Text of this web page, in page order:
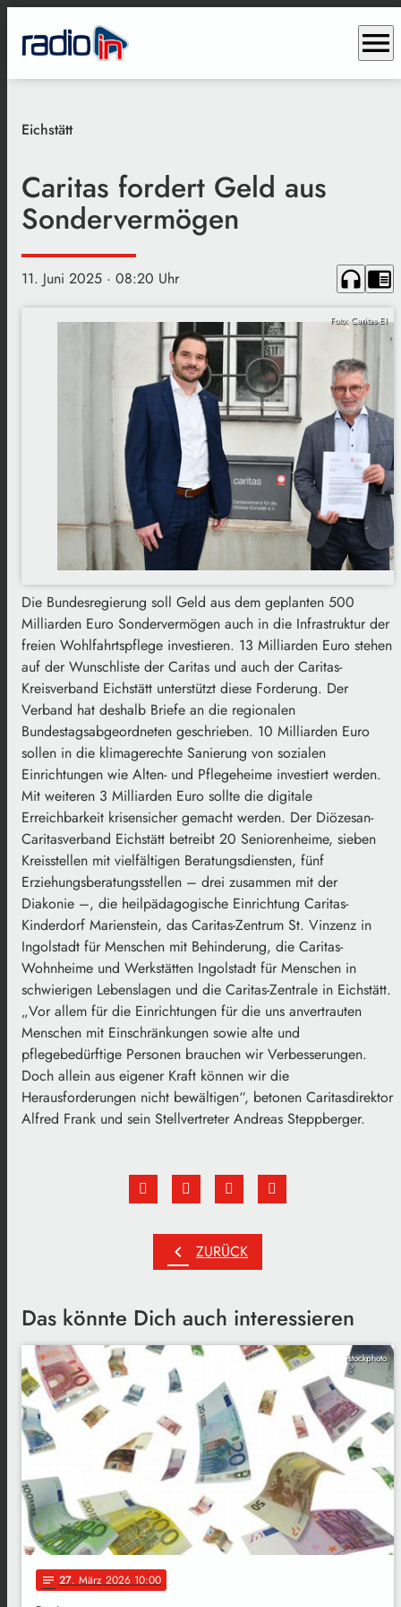
menu
Eichstätt
Caritas fordert Geld aus
Sondervermögen
11. Juni 2025 · 08:20 Uhr headphones chrome_reader_mode
Foto: Caritas EI
Die Bundesregierung soll Geld aus dem geplanten 500
Milliarden Euro Sondervermögen auch in die Infrastruktur der
freien Wohlfahrtspflege investieren. 13 Milliarden Euro stehen
auf der Wunschliste der Caritas und auch der Caritas-
Kreisverband Eichstätt unterstützt diese Forderung. Der
Verband hat deshalb Briefe an die regionalen
Bundestagsabgeordneten geschrieben. 10 Milliarden Euro
sollen in die klimagerechte Sanierung von sozialen
Einrichtungen wie Alten- und Pflegeheime investiert werden.
Mit weiteren 3 Milliarden Euro sollte die digitale
Erreichbarkeit krisensicher gemacht werden. Der Diözesan-
Caritasverband Eichstätt betreibt 20 Seniorenheime, sieben
Kreisstellen mit vielfältigen Beratungsdiensten, fünf
Erziehungsberatungsstellen – drei zusammen mit der
Diakonie –, die heilpädagogische Einrichtung Caritas-
Kinderdorf Marienstein, das Caritas-Zentrum St. Vinzenz in
Ingolstadt für Menschen mit Behinderung, die Caritas-
Wohnheime und Werkstätten Ingolstadt für Menschen in
schwierigen Lebenslagen und die Caritas-Zentrale in Eichstätt.
„Vor allem für die Einrichtungen für die uns anvertrauten
Menschen mit Einschränkungen sowie alte und
pflegebedürftige Personen brauchen wir Verbesserungen.
Doch allein aus eigener Kraft können wir die
Herausforderungen nicht bewältigen“, betonen Caritasdirektor
Alfred Frank und sein Stellvertreter Andreas Steppberger.
chevron_left ZURÜCK
Das könnte Dich auch interessieren
istockphoto
notes 27. März 2026 10:00